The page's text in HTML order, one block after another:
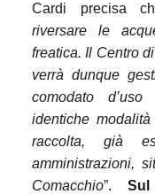
Cardi precisa
riversare le
freatica. Il Centro
verrà dunque
comodato
identiche
raccolta, già
amministrazioni,
Comacchio”.